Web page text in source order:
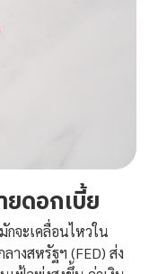
ยดอกเบี้ย
กจะเคลื่อนไหวใน
างสหรัฐฯ (FED) ส่ง